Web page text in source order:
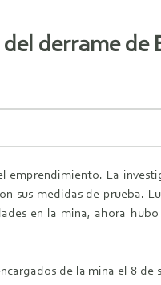
del derrame de
emprendimiento. La
sus medidas de prueba.
en la mina, ahora
de la mina el 8 de